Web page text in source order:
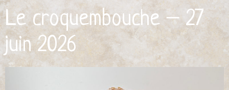
Le croquembouche – 27
juin 2026